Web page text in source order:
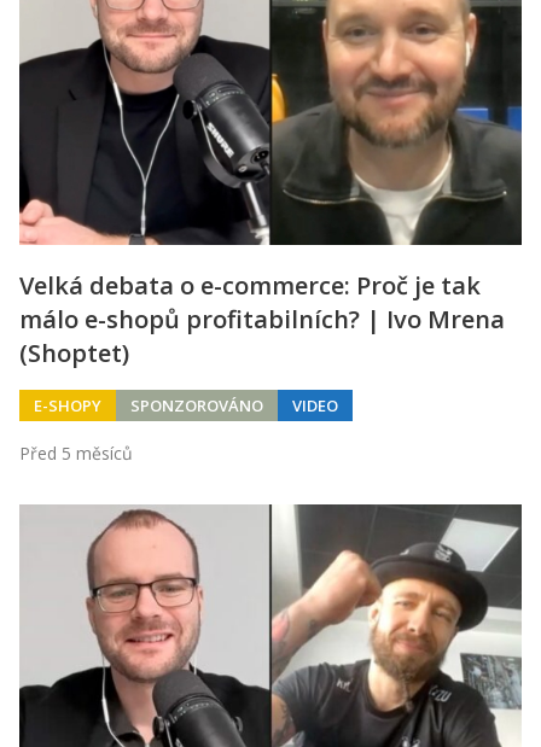
Velká debata o e-commerce: Proč je tak
málo e-shopů profitabilních? | Ivo Mrena
(Shoptet)
E-SHOPY SPONZOROVÁNO VIDEO
Před 5 měsíců